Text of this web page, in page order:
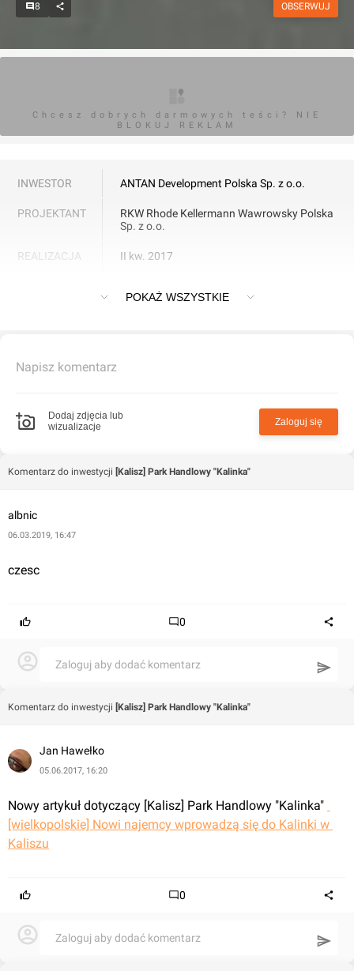
8 OBSERWUJ
Chcesz dobrych darmowych teści? NIE
BLOKUJ REKLAM
INWESTOR ANTAN Development Polska Sp. z o.o.
PROJEKTANT
RKW Rhode Kellermann Wawrowsky Polska
Sp. z o.o.
REALIZACJA II kw. 2017
Park Handlowy "Kalinka" w Kaliszu
POKAŻ WSZYSTKIE
Napisz komentarz
Dodaj zdjęcia lub
wizualizacje
Zaloguj się
Komentarz do inwestycji [Kalisz] Park Handlowy "Kalinka"
albnic
06.03.2019, 16:47
czesc
0
Zaloguj aby dodać komentarz
Komentarz do inwestycji [Kalisz] Park Handlowy "Kalinka"
Jan Hawełko
05.06.2017, 16:20
[wielkopolskie] Nowi najemcy wprowadzą się do Kalinki w
Kaliszu
0
Zaloguj aby dodać komentarz